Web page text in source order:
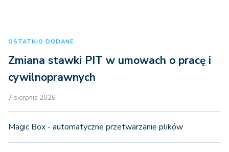
OSTATNIO DODANE
Zmiana stawki PIT w umowach o pracę i
cywilnoprawnych
7 sierpnia 2026
Magic Box - automatyczne przetwarzanie plików